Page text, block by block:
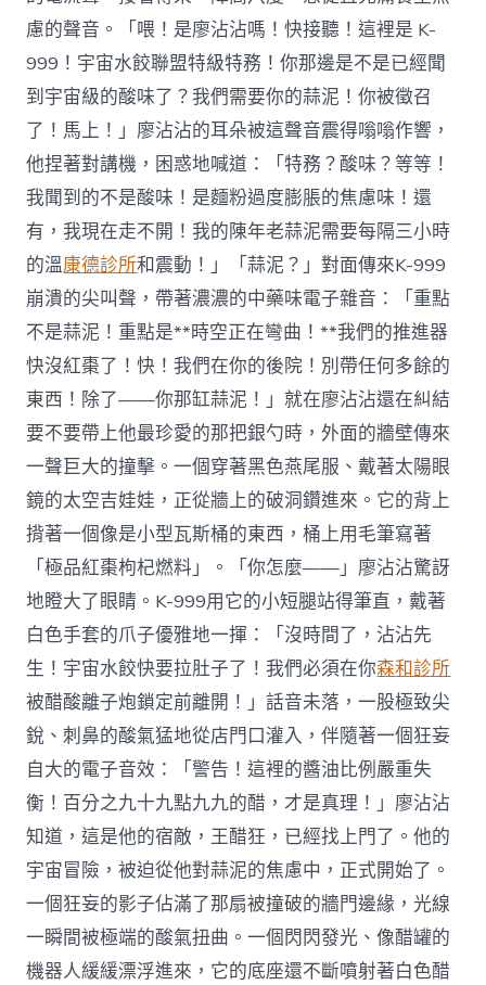
慮的聲音。「喂！是廖沾沾嗎！快接聽！這裡是 K-
999！宇宙水餃聯盟特級特務！你那邊是不是已經聞
到宇宙級的酸味了？我們需要你的蒜泥！你被徵召
了！馬上！」廖沾沾的耳朵被這聲音震得嗡嗡作響，
他捏著對講機，困惑地喊道：「特務？酸味？等等！
我聞到的不是酸味！是麵粉過度膨脹的焦慮味！還
有，我現在走不開！我的陳年老蒜泥需要每隔三小時
的溫康德診所和震動！」「蒜泥？」對面傳來K-999
崩潰的尖叫聲，帶著濃濃的中藥味電子雜音：「重點
不是蒜泥！重點是**時空正在彎曲！**我們的推進器
快沒紅棗了！快！我們在你的後院！別帶任何多餘的
東西！除了——你那缸蒜泥！」就在廖沾沾還在糾結
要不要帶上他最珍愛的那把銀勺時，外面的牆壁傳來
一聲巨大的撞擊。一個穿著黑色燕尾服、戴著太陽眼
鏡的太空吉娃娃，正從牆上的破洞鑽進來。它的背上
揹著一個像是小型瓦斯桶的東西，桶上用毛筆寫著
「極品紅棗枸杞燃料」。「你怎麼——」廖沾沾驚訝
地瞪大了眼睛。K-999用它的小短腿站得筆直，戴著
白色手套的爪子優雅地一揮：「沒時間了，沾沾先
生！宇宙水餃快要拉肚子了！我們必須在你森和診所
被醋酸離子炮鎖定前離開！」話音未落，一股極致尖
銳、刺鼻的酸氣猛地從店門口灌入，伴隨著一個狂妄
自大的電子音效：「警告！這裡的醬油比例嚴重失
衡！百分之九十九點九九的醋，才是真理！」廖沾沾
知道，這是他的宿敵，王醋狂，已經找上門了。他的
宇宙冒險，被迫從他對蒜泥的焦慮中，正式開始了。
一個狂妄的影子佔滿了那扇被撞破的牆門邊緣，光線
一瞬間被極端的酸氣扭曲。一個閃閃發光、像醋罐的
機器人緩緩漂浮進來，它的底座還不斷噴射著白色醋